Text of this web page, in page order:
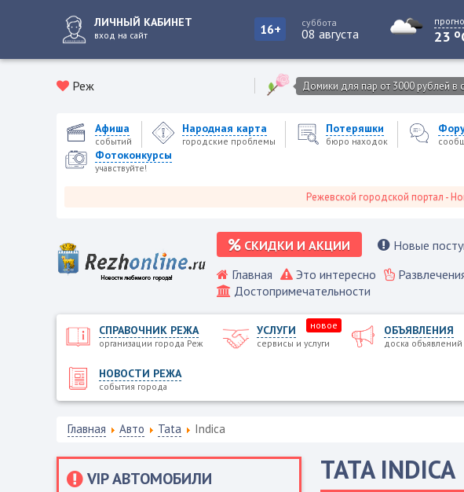
ЛИЧНЫЙ КАБИНЕТ
вход на сайт 16+ суббота
08 августа 23 o
Реж Домики для пар от 3000 рублей в
Афиша
событий
Народная карта
городские проблемы
Потеряшки
бюро находок
Фотоконкурсы
учавствуйте!
Режевской городской портал - Новости
СКИДКИ И АКЦИИ Новые
Главная Это интересно
Достопримечательности
СПРАВОЧНИК РЕЖА
организации города Реж
УСЛУГИ
сервисы и услуги
новое ОБЪЯВЛЕНИЯ
доска объявлений
НОВОСТИ РЕЖА
события города
Главная Авто Tata Indica
VIP АВТОМОБИЛИ TATAINDICA